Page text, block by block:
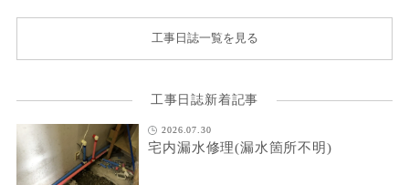
工事日誌一覧を見る
工事日誌新着記事
2026.07.30
宅内漏水修理(漏水箇所不明)